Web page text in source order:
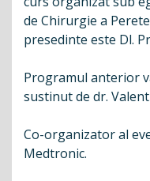
de Chirurgie a
presedinte este Dl.
Programul anterior
sustinut de dr.
Co-organizator al
Medtronic.